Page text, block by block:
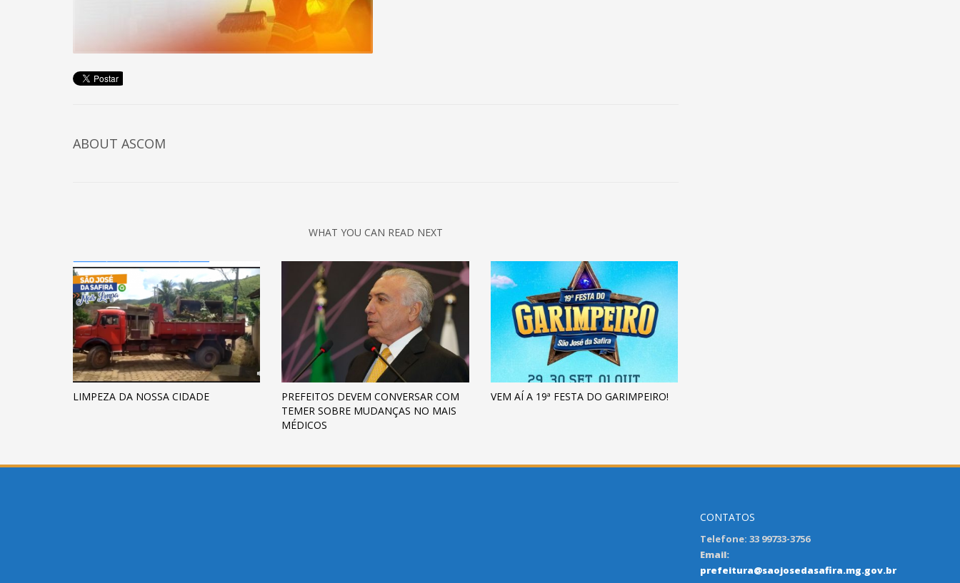
ABOUT ASCOM
WHAT YOU CAN READ NEXT
LIMPEZA DA NOSSA CIDADE
PREFEITOS DEVEM CONVERSAR COM
TEMER SOBRE MUDANÇAS NO MAIS
MÉDICOS
VEM AÍ A 19ª FESTA DO GARIMPEIRO!
CONTATOS
Telefone: 33 99733-3756
Email:
prefeitura@saojosedasafira.mg.gov.br